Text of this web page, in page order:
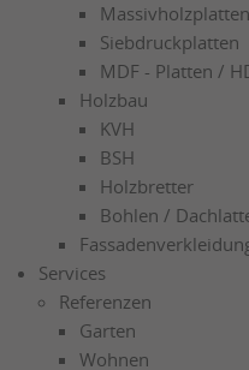
Siebdruckplatten
MDF - Platten /
Holzbau
KVH
BSH
Holzbretter
Bohlen /
Services
Referenzen
Garten
Wohnen